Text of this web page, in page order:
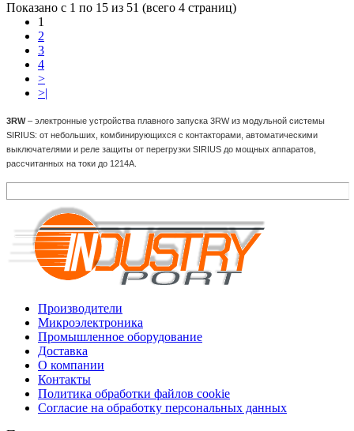
Показано с 1 по 15 из 51 (всего 4 страниц)
1
2
3
4
>
>|
3RW– электронные устройства плавного запуска 3RW из модульной системы
SIRIUS: от небольших, комбинирующихся с контакторами, автоматическими
выключателями и реле защиты от перегрузки SIRIUS до мощных аппаратов,
рассчитанных на токи до 1214А.
Производители
Микроэлектроника
Промышленное оборудование
Доставка
О компании
Контакты
Политика обработки файлов cookie
Согласие на обработку персональных данных